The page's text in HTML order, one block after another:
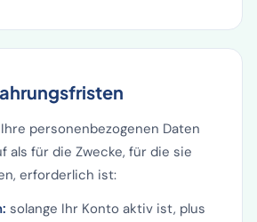
personenbezogenen Daten
als für die Zwecke, für die sie
erforderlich ist:
solange Ihr Konto aktiv ist, plus